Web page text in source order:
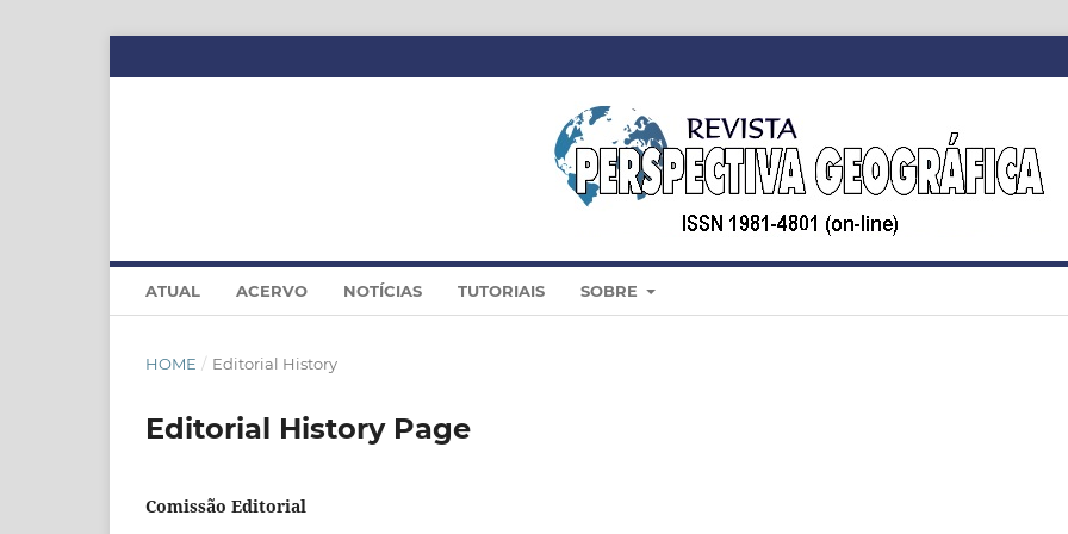
ATUAL ACERVO NOTÍCIAS TUTORIAIS SOBRE
HOME / Editorial History
Editorial History Page
Comissão Editorial